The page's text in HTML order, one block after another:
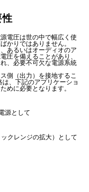
性
電圧は世の中で幅広く使
かりではありません。
あるいはオーディオのア
圧を備えることがあり、
、必要不可欠な電源系統
側（出力）を接地するこ
、下記のアプリケーショ
めに必要となります。
源として
クレンジの拡大）として